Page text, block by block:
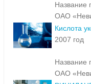
Название
ОАО
Кислота
2007 год
Название
ОАО